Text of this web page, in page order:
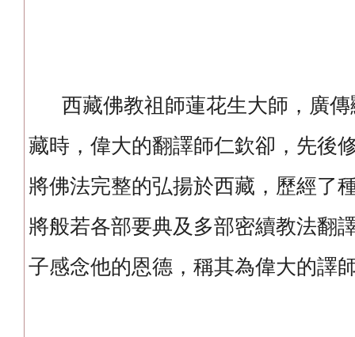
西藏佛教祖師蓮花生大師，廣傳
藏時，偉大的翻譯師仁欽卻，先後
將佛法完整的弘揚於西藏，歷經了
將般若各部要典及多部密續教法翻
子感念他的恩德，稱其為偉大的譯